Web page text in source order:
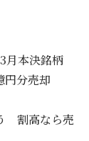
本決銘柄
分売却
割高なら売